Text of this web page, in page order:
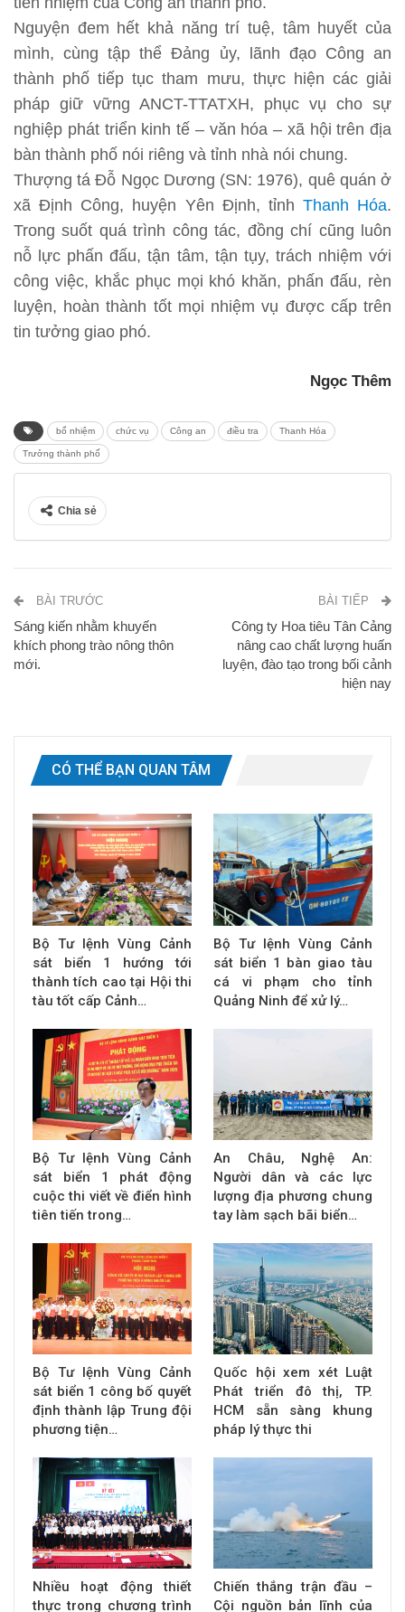
Nguyện đem hết khả năng trí tuệ, tâm huyết của
mình, cùng tập thể Đảng ủy, lãnh đạo Công an
thành phố tiếp tục tham mưu, thực hiện các giải
pháp giữ vững ANCT-TTATXH, phục vụ cho sự
nghiệp phát triển kinh tế – văn hóa – xã hội trên địa
bàn thành phố nói riêng và tỉnh nhà nói chung.
Thượng tá Đỗ Ngọc Dương (SN: 1976), quê quán ở
xã Định Công, huyện Yên Định, tỉnh Thanh Hóa.
Trong suốt quá trình công tác, đồng chí cũng luôn
nỗ lực phấn đấu, tận tâm, tận tụy, trách nhiệm với
công việc, khắc phục mọi khó khăn, phấn đấu, rèn
luyện, hoàn thành tốt mọi nhiệm vụ được cấp trên
tin tưởng giao phó.
Ngọc Thêm
bổ nhiệm chức vụ Công an điều tra Thanh Hóa
Trưởng thành phố
Chia sẻ
BÀI TRƯỚC
Sáng kiến nhằm khuyến
khích phong trào nông thôn
mới.
BÀI TIẾP
Công ty Hoa tiêu Tân Cảng
nâng cao chất lượng huấn
luyện, đào tạo trong bối cảnh
hiện nay
CÓ THỂ BẠN QUAN TÂM
Bộ Tư lệnh Vùng Cảnh
sát biển 1 hướng tới
thành tích cao tại Hội thi
tàu tốt cấp Cảnh…
Bộ Tư lệnh Vùng Cảnh
sát biển 1 bàn giao tàu
cá vi phạm cho tỉnh
Quảng Ninh để xử lý…
Bộ Tư lệnh Vùng Cảnh
sát biển 1 phát động
cuộc thi viết về điển hình
tiên tiến trong…
An Châu, Nghệ An:
Người dân và các lực
lượng địa phương chung
tay làm sạch bãi biển…
Bộ Tư lệnh Vùng Cảnh
sát biển 1 công bố quyết
định thành lập Trung đội
phương tiện…
Quốc hội xem xét Luật
Phát triển đô thị, TP.
HCM sẵn sàng khung
pháp lý thực thi
Nhiều hoạt động thiết
thực trong chương trình
Chiến thắng trận đầu –
Cội nguồn bản lĩnh của